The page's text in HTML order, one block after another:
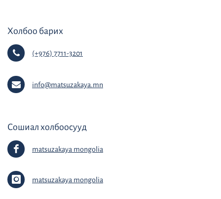
Холбоо барих
(+976) 7711-3201
info@matsuzakaya.mn
Сошиал холбоосууд
matsuzakaya mongolia
matsuzakaya mongolia